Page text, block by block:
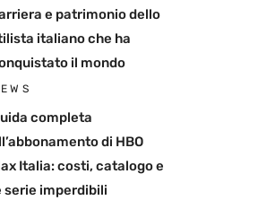
e patrimonio dello
italiano che ha
il mondo
completa
di HBO
Italia: costi, catalogo e
serie imperdibili